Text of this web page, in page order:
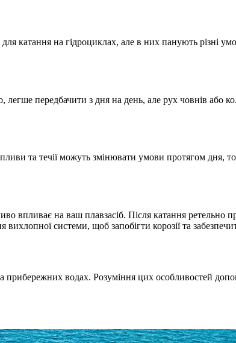
катання на гідроциклах, але в них панують різні
передбачити з дня на день, але рух човнів або
та течії можуть змінювати умови протягом дня,
впливає на ваш плавзасіб. Після катання ретельно
системи, щоб запобігти корозії та
прибережних водах. Розуміння цих особливостей